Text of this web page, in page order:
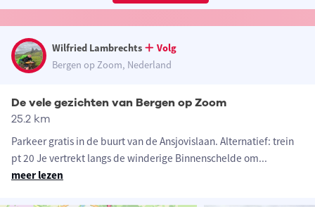
Wilfried Lambrechts
Volg
Bergen op Zoom, Nederland
De vele gezichten van Bergen op Zoom
25.2 km
Parkeer gratis in de buurt van de Ansjovislaan. Alternatief: trein
pt 20 Je vertrekt langs de winderige Binnenschelde om...
meer lezen